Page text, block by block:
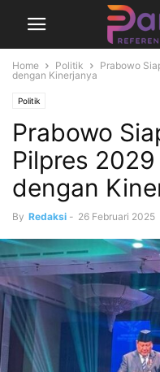
Home Politik
Prabowo
dengan Kinerjanya
Politik
Prabowo
Pilpres
dengan
By Redaksi - 26 Februari 2025